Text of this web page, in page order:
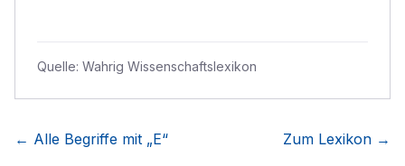
Quelle: Wahrig Wissenschaftslexikon
← Alle Begriffe mit „E“ Zum Lexikon →